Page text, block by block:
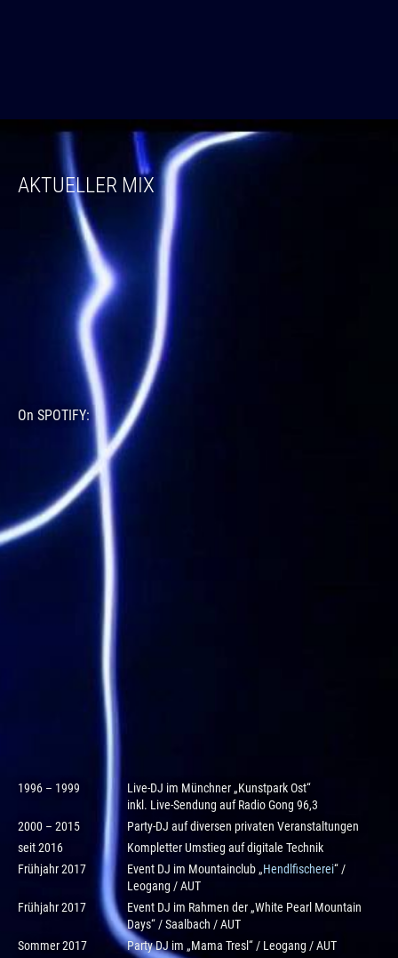
AKTUELLER MIX
On SPOTIFY:
1996 – 1999
Live-DJ im Münchner „Kunstpark Ost“
inkl. Live-Sendung auf Radio Gong 96,3
2000 – 2015
Party-DJ auf diversen privaten Veranstaltungen
seit 2016
Kompletter Umstieg auf digitale Technik
Frühjahr 2017
Event DJ im Mountainclub „Hendlfischerei“ /
Leogang / AUT
Frühjahr 2017
Event DJ im Rahmen der „White Pearl Mountain
Days“ / Saalbach / AUT
Sommer 2017
Party DJ im „Mama Tresl“ / Leogang / AUT